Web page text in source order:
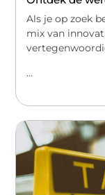
Als je op zoek
mix van
...